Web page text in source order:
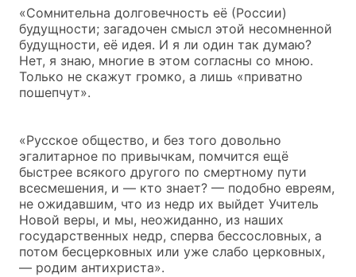
«Сомнительна долговечность её (России)
будущности; загадочен смысл этой несомненной
будущности, её идея. И я ли один так думаю?
Нет, я знаю, многие в этом согласны со мною.
Только не скажут громко, а лишь «приватно
пошепчут».
«Русское общество, и без того довольно
эгалитарное по привычкам, помчится ещё
быстрее всякого другого по смертному пути
всесмешения, и — кто знает? — подобно евреям,
не ожидавшим, что из недр их выйдет Учитель
Новой веры, и мы, неожиданно, из наших
государственных недр, сперва бессословных, а
потом бесцерковных или уже слабо церковных,
— родим антихриста».